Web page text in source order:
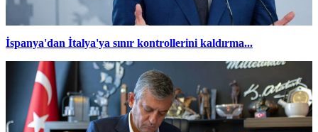
İspanya'dan İtalya'ya sınır kontrollerini kaldırma...